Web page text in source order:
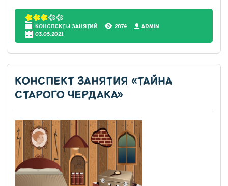
КОНСПЕКТЫ ЗАНЯТИЙ 2874
АDMIN
03.05.2021
КОНСПЕКТ ЗАНЯТИЯ «ТАЙНА
СТАРОГО ЧЕРДАКА»